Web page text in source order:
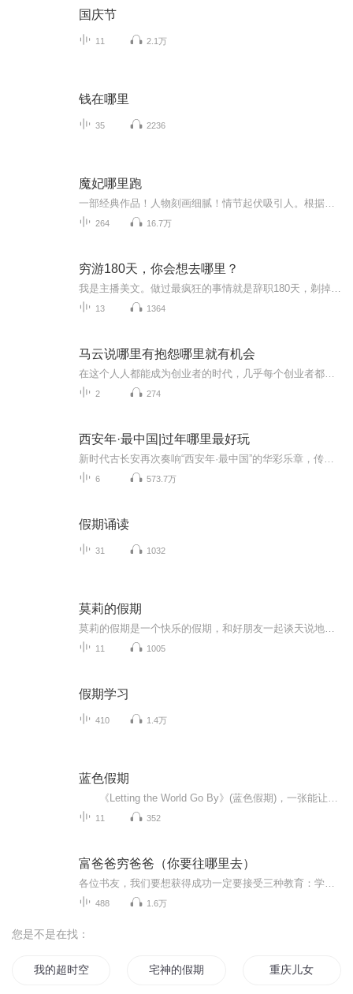
国庆节
11 2.1万
钱在哪里
35 2236
魔妃哪里跑
264 16.7万
穷游180天，你会想去哪里？
13 1364
马云说哪里有抱怨哪里就有机会
2 274
西安年·最中国|过年哪里最好玩
6 573.7万
假期诵读
31 1032
莫莉的假期
11 1005
假期学习
410 1.4万
蓝色假期
11 352
富爸爸穷爸爸（你要往哪里去）
488 1.6万
您是不是在找：
我的超时空假期 宅神的假期 重庆儿女